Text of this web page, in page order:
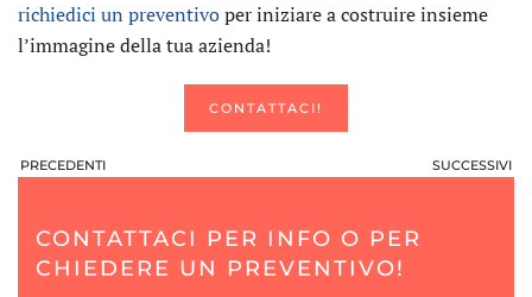
richiedici un preventivoper iniziare a costruire insieme
l’immagine della tua azienda!
CONTATTACI!
PRECEDENTI SUCCESSIVI
CONTATTACI PER INFO O PER
CHIEDERE UN PREVENTIVO!